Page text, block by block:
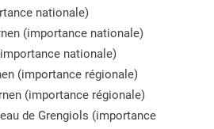
nationale)
(importance nationale)
nationale)
(importance régionale)
(importance régionale)
de Grengiols (importance